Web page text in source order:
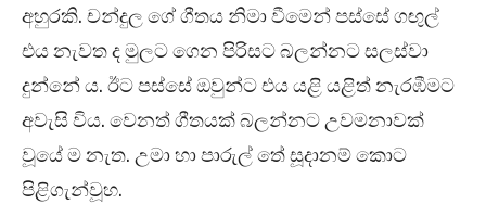
අහුරකි. චන්දුල ගේ ගීතය නිමා වීමෙන් පස්සේ ගඟුල්
එය නැවත ද මුලට ගෙන පිරිසට බලන්නට සලස්වා
දුන්නේ ය. ඊට පස්සේ ඔවුන්ට එය යළි යළිත් නැරඹීමට
අවැසි විය. වෙනත් ගීතයක් බලන්නට උවමනාවක්
වූයේ ම නැත. උමා හා පාරුල් තේ සූදානම් කොට
පිළිගැන්වූහ.